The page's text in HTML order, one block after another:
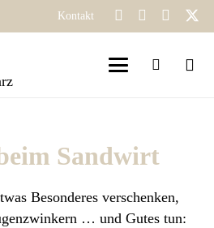
Kontakt
Sandwirt
Besonderes verschenken,
… und Gutes tun: